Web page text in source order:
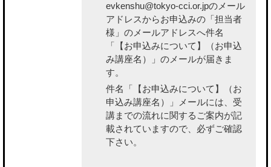
evkenshu@tokyo-cci.or.jpのメール
アドレスからお申込みの「担当者
様」のメールアドレスへ件名
「【お申込みについて】（お申込
み講座名）」のメールが届きま
す。
件名「【お申込みについて】（お
申込み講座名）」メールには、受
講までの流れに関するご案内が記
載されていますので、必ずご確認
下さい。